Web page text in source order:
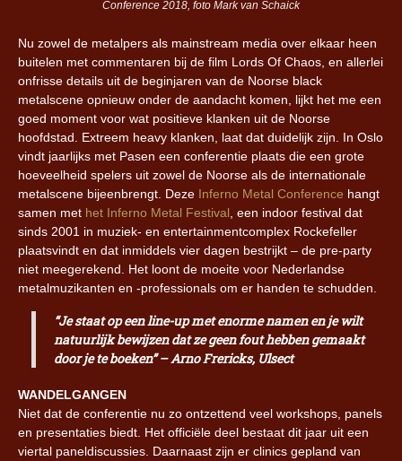
Conference 2018, foto Mark van Schaick
Nu zowel de metalpers als mainstream media over elkaar heen
buitelen met commentaren bij de film Lords Of Chaos, en allerlei
onfrisse details uit de beginjaren van de Noorse black
metalscene opnieuw onder de aandacht komen, lijkt het me een
goed moment voor wat positieve klanken uit de Noorse
hoofdstad. Extreem heavy klanken, laat dat duidelijk zijn. In Oslo
vindt jaarlijks met Pasen een conferentie plaats die een grote
hoeveelheid spelers uit zowel de Noorse als de internationale
metalscene bijeenbrengt. Deze Inferno Metal Conference hangt
samen met het Inferno Metal Festival , een indoor festival dat
sinds 2001 in muziek- en entertainmentcomplex Rockefeller
plaatsvindt en dat inmiddels vier dagen bestrijkt – de pre-party
niet meegerekend. Het loont de moeite voor Nederlandse
metalmuzikanten en -professionals om er handen te schudden.
“Je staat op een line-up met enorme namen en je wilt
natuurlijk bewijzen dat ze geen fout hebben gemaakt
door je te boeken” – Arno Frericks, Ulsect
WANDELGANGEN
Niet dat de conferentie nu zo ontzettend veel workshops, panels
en presentaties biedt. Het officiële deel bestaat dit jaar uit een
viertal paneldiscussies. Daarnaast zijn er clinics gepland van